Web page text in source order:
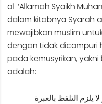
al-‘Allamah Syaikh
dalam kitabnya Syarah
mewajibkan muslim
dengan tidak dicampuri
pada kemusyrikan,
adalah:
يلزم التلفظ بالعبرة